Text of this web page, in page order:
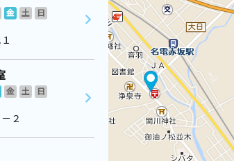
金 土
日
金 土
日
２